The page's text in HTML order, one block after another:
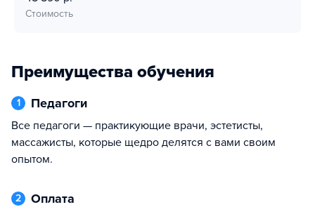
Стоимость
Преимущества обучения
1 Педагоги
Все педагоги — практикующие врачи, эстетисты,
массажисты, которые щедро делятся с вами своим
опытом.
2 Оплата